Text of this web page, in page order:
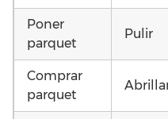
Poner
parquet
Pulir
Comprar
parquet